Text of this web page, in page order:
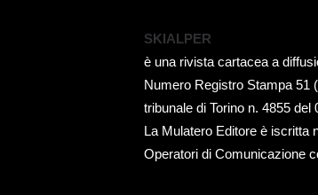
SKIALPER
è una rivista cartacea a
Numero Registro Stampa 51
tribunale di Torino n. 4855 del
La Mulatero Editore è iscritta
Operatori di Comunicazione